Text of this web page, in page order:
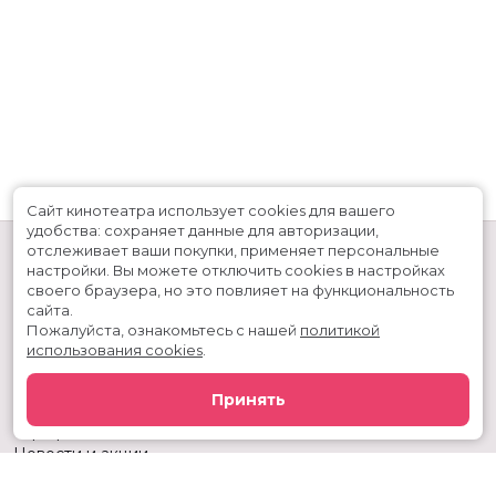
Скоро в кино
Тарифы
Новости и акции
Сайт кинотеатра использует cookies для вашего
удобства: сохраняет данные для авторизации,
отслеживает ваши покупки, применяет персональные
настройки. Вы можете отключить cookies в настройках
своего браузера, но это повлияет на функциональность
сайта.
Пожалуйста, ознакомьтесь с нашей политикой
использования cookies
Принять